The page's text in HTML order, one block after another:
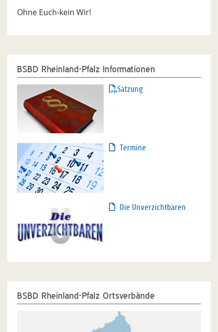
Ohne Euch-kein Wir!
BSBD Rheinland-Pfalz Informationen
Satzung
Termine
Die Unverzichtbaren
BSBD Rheinland-Pfalz Ortsverbände